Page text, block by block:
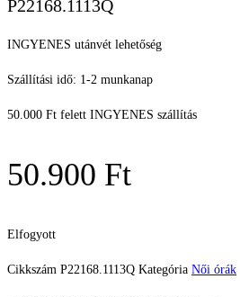
P22168.1113Q
INGYENES utánvét lehetőség
Szállítási idő: 1-2 munkanap
50.000 Ft felett INGYENES szállítás
50.900 Ft
Elfogyott
Cikkszám P22168.1113Q Kategória Női órák